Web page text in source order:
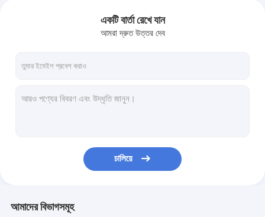
একটি বার্তা রেখে যান
আমরা দ্রুত উত্তর দেব
চালিয়ে
আমাদের বিভাগসমূহ